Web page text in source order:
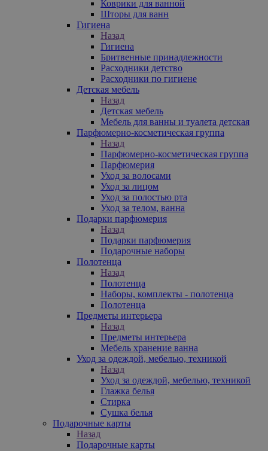
Коврики для ванной
Шторы для ванн
Гигиена
Назад
Гигиена
Бритвенные принадлежности
Расходники детство
Расходники по гигиене
Детская мебель
Назад
Детская мебель
Мебель для ванны и туалета детская
Парфюмерно-косметическая группа
Назад
Парфюмерно-косметическая группа
Парфюмерия
Уход за волосами
Уход за лицом
Уход за полостью рта
Уход за телом, ванна
Подарки парфюмерия
Назад
Подарки парфюмерия
Подарочные наборы
Полотенца
Назад
Полотенца
Наборы, комплекты - полотенца
Полотенца
Предметы интерьера
Назад
Предметы интерьера
Мебель хранение ванна
Уход за одеждой, мебелью, техникой
Назад
Уход за одеждой, мебелью, техникой
Глажка белья
Стирка
Сушка белья
Подарочные карты
Назад
Подарочные карты